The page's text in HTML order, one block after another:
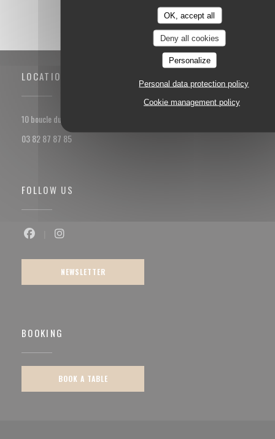
OK, accept all
Deny all cookies
Personalize
Personal data protection policy
Cookie management policy
LOCATION
10 boucle du val Marie 57100 Thionville
03 82 87 87 85
FOLLOW US
Facebook ((opens in a new window))
NEWSLETTER
BOOKING
BOOK A TABLE